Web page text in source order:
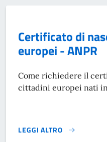
Certificato di
europei - ANPR
Come richiedere il
cittadini europei nati
LEGGI ALTRO
CERTIFICATO DI NASCITA